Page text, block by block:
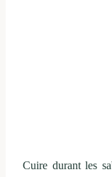
Cuire durant les